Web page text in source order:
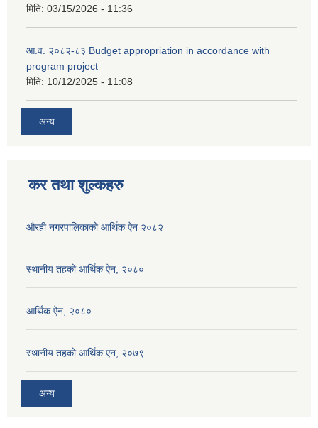
मिति: 03/15/2026 - 11:36
आ.व. २०८२-८३ Budget appropriation in accordance with
program project
मिति: 10/12/2025 - 11:08
अन्य
कर तथा शुल्कहरु
औरही नगरपालिकाको आर्थिक ऐन २०८२
स्थानीय तहको आर्थिक ऐन, २०८०
आर्थिक ऐन, २०८०
स्थानीय तहको आर्थिक एन, २०७९
अन्य